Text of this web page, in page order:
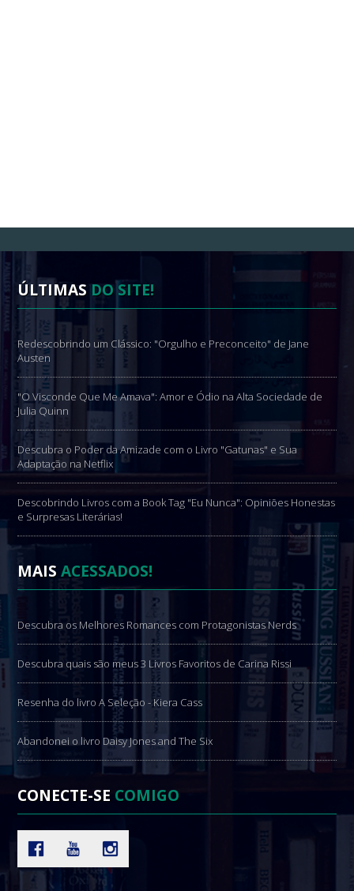
ÚLTIMASDO SITE!
Redescobrindo um Clássico: "Orgulho e Preconceito" de Jane
Austen
"O Visconde Que Me Amava": Amor e Ódio na Alta Sociedade de
Julia Quinn
Descubra o Poder da Amizade com o Livro "Gatunas" e Sua
Adaptação na Netflix
Descobrindo Livros com a Book Tag "Eu Nunca": Opiniões Honestas
e Surpresas Literárias!
MAISACESSADOS!
Descubra os Melhores Romances com Protagonistas Nerds
Descubra quais são meus 3 Livros Favoritos de Carina Rissi
Resenha do livro A Seleção - Kiera Cass
Abandonei o livro Daisy Jones and The Six
CONECTE-SE COMIGO